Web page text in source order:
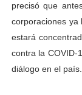
precisó que
corporaciones ya
estará
contra la COVID-
diálogo en el país.